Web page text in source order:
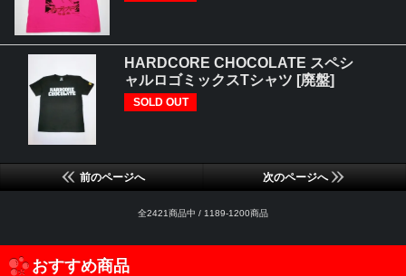
HARDCORE CHOCOLATE スペシ
ャルロゴミックスTシャツ [廃盤]
SOLD OUT
前のページへ 次のページへ
全2421商品中 / 1189-1200商品
おすすめ商品